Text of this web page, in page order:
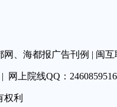
网、海都报广告刊例 | 闽互
上院线QQ：
权利